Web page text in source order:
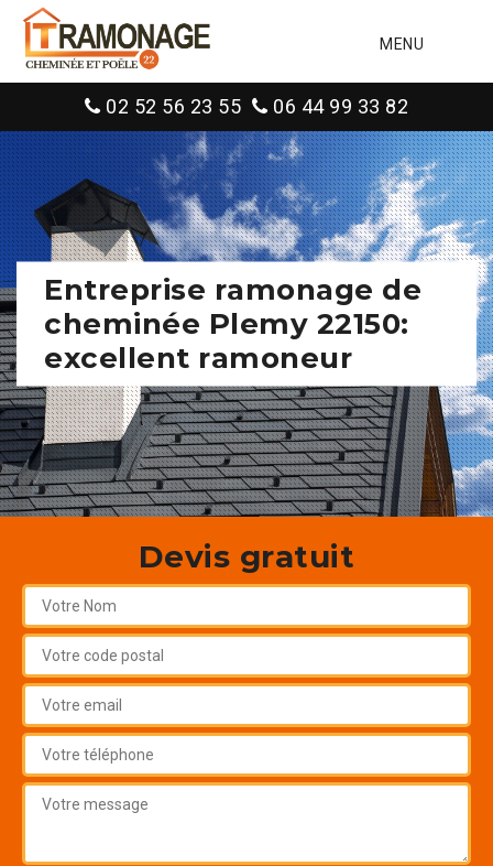
MENU
02 52 56 23 55 06 44 99 33 82
Entreprise ramonage de
cheminée Plemy 22150:
excellent ramoneur
Devis gratuit